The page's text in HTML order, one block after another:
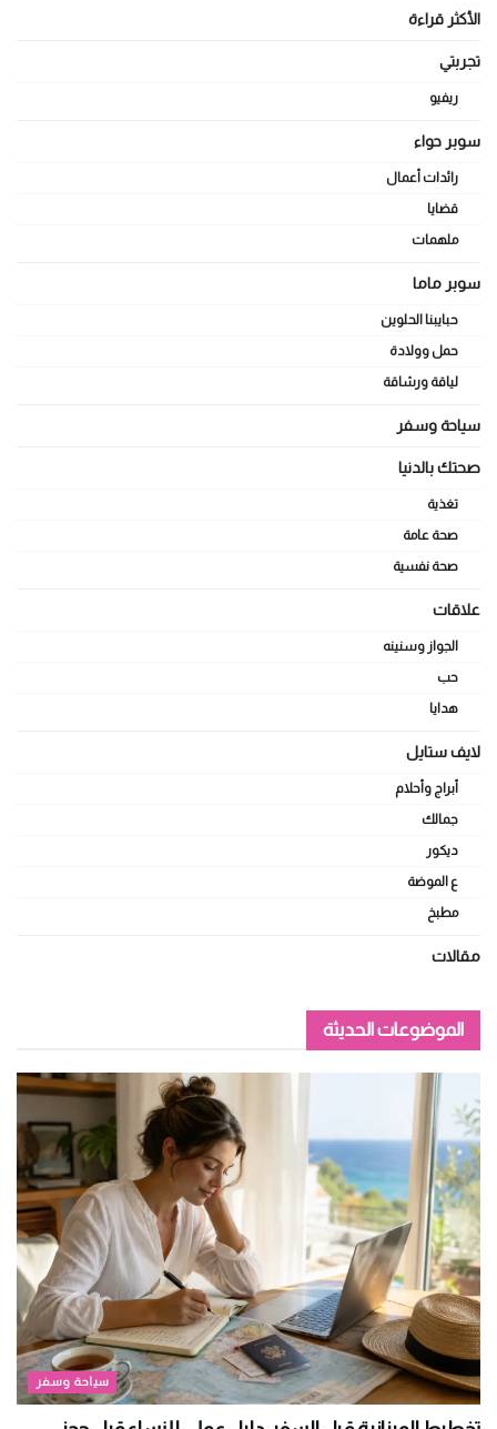
الأكثر قراءة
تجربتي
ريفيو
سوبر حواء
رائدات أعمال
قضايا
ملهمات
سوبر ماما
حبايبنا الحلوين
حمل وولادة
لياقة ورشاقة
سياحة وسفر
صحتك بالدنيا
تغذية
صحة عامة
صحة نفسية
علاقات
الجواز وسنينه
حب
هدايا
لايف ستايل
أبراج وأحلام
جمالك
ديكور
ع الموضة
مطبخ
مقالات
الموضوعات الحديثة
سياحة وسفر